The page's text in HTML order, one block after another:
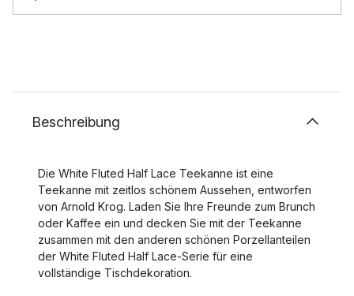
Beschreibung
Die White Fluted Half Lace Teekanne ist eine
Teekanne mit zeitlos schönem Aussehen, entworfen
von Arnold Krog. Laden Sie Ihre Freunde zum Brunch
oder Kaffee ein und decken Sie mit der Teekanne
zusammen mit den anderen schönen Porzellanteilen
der White Fluted Half Lace-Serie für eine
vollständige Tischdekoration.